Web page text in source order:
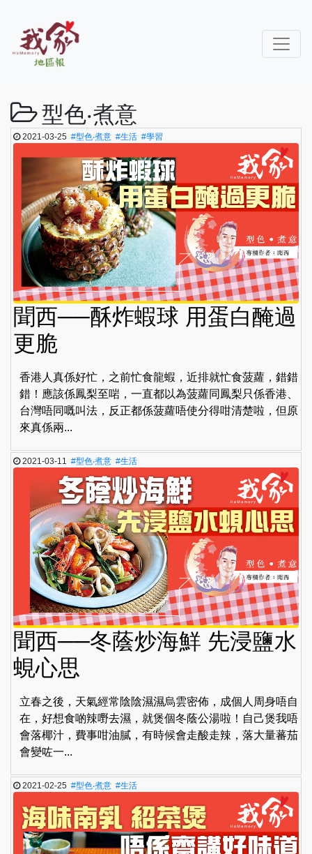
型色‧煮意
2021-03-25#型色‧煮意 #生活 #學習
聞西──酥炸蝦球 用蛋白醃過
更脆
香港人真係好忙，之前忙食龍蝦，近排就忙食菠蘿，錯錯
錯！應該係鳳梨至啱，一直都以為菠蘿同鳳梨只係香港、
台灣唔同嘅叫法，反正都係菠蘿唔使分得咁清楚啦，但原
來真係兩...
2021-03-11#型色‧煮意 #生活
聞西──冬蔭炒海鮮 先浸鹽水
蜆心思
立春之後，天氣經常陰陰濕濕烏雲密佈，成個人周身唔自
在，好想食啲辣嘢去濕，就煲個冬蔭公湯啦！自己煲我唔
會落椰汁，費事咁油膩，有時候會走酸走辣，落大量蕃茄
會變咗一...
2021-02-25#型色‧煮意 #生活